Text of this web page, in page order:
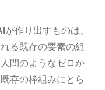
が作り出すものは、
る既存の要素の組
間のようなゼロか
存の枠組みにとら